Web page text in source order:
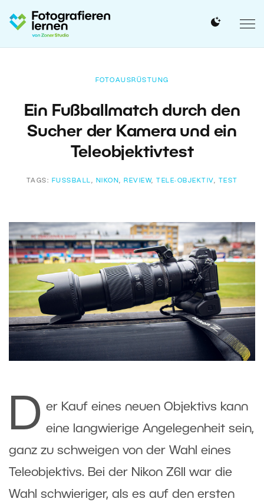
FOTOAUSRÜSTUNG
Ein Fußballmatch durch den
Sucher der Kamera und ein
Teleobjektivtest
TAGS: FUSSBALL , NIKON , REVIEW, TELE-OBJEKTIV , TEST
D er Kauf eines neuen Objektivs kann
eine langwierige Angelegenheit sein,
ganz zu schweigen von der Wahl eines
Teleobjektivs. Bei der Nikon Z6II war die
Wahl schwieriger, als es auf den ersten